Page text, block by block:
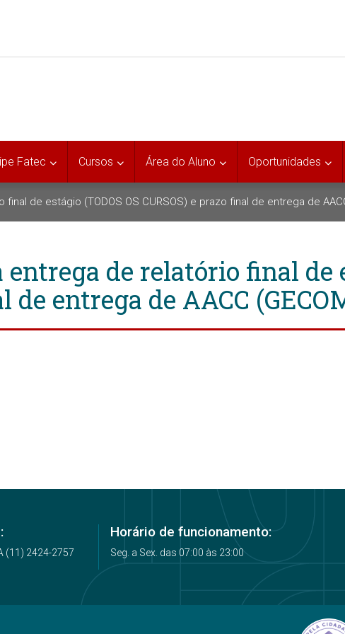
Fatec Cursos Área do Aluno Oportunidades
de estágio (TODOS OS CURSOS) e prazo final de entrega de
de relatório final de
de entrega de AACC
(11) 2424-2757
Horário de funcionamento:
Seg. a Sex. das 07:00 às 23:00